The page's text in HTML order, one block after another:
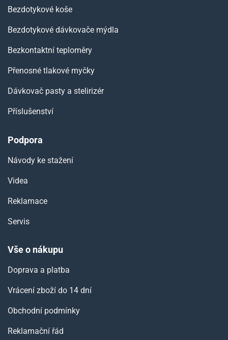
Bezdotykové koše
Bezdotykové dávkovače mýdla
Bezkontaktní teploměry
Přenosné tlakové myčky
Dávkovač pasty a stelirizér
Příslušenství
Podpora
Návody ke stažení
Videa
Reklamace
Servis
Vše o nákupu
Doprava a platba
Vrácení zboží do 14 dní
Obchodní podmínky
Reklamační řád